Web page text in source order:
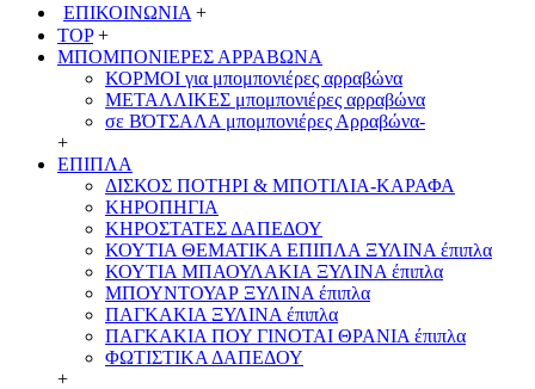
ΕΠΙΚΟΙΝΩΝΙΑ +
TOP +
ΜΠΟΜΠΟΝΙΕΡΕΣ ΑΡΡΑΒΩΝΑ
ΚΟΡΜΟΙ για μπομπονιέρες αρραβώνα
ΜΕΤΑΛΛΙΚΕΣ μπομπονιέρες αρραβώνα
σε ΒΌΤΣΑΛΑ μπομπονιέρες Αρραβώνα-
+
ΕΠΙΠΛΑ
ΔΙΣΚΟΣ ΠΟΤΗΡΙ & ΜΠΟΤΙΛΙΑ-ΚΑΡΑΦΑ
ΚΗΡΟΠΗΓΙΑ
ΚΗΡΟΣΤΑΤΕΣ ΔΑΠΕΔΟΥ
ΚΟΥΤΙΑ ΘΕΜΑΤΙΚΑ ΕΠΙΠΛΑ ΞΥΛΙΝΑ έπιπλα
ΚΟΥΤΙΑ ΜΠΑΟΥΛΑΚΙΑ ΞΥΛΙΝΑ έπιπλα
ΜΠΟΥΝΤΟΥΑΡ ΞΥΛΙΝΑ έπιπλα
ΠΑΓΚΑΚΙΑ ΞΥΛΙΝΑ έπιπλα
ΠΑΓΚΑΚΙΑ ΠΟΥ ΓΙΝΟΤΑΙ ΘΡΑΝΙΑ έπιπλα
ΦΩΤΙΣΤΙΚΑ ΔΑΠΕΔΟΥ
+